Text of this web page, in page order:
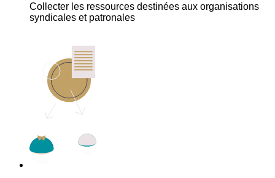
Collecter les ressources destinées aux organisations
syndicales et patronales